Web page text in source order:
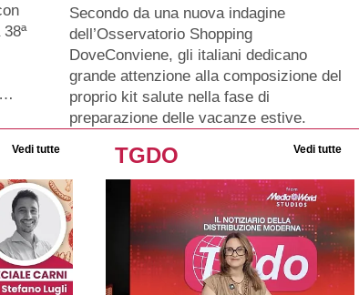
Secondo da una nuova indagine
dell’Osservatorio Shopping
DoveConviene, gli italiani dedicano
grande attenzione alla composizione del
proprio kit salute nella fase di
preparazione delle vacanze estive.
Vedi tutte TGDO Vedi tutte